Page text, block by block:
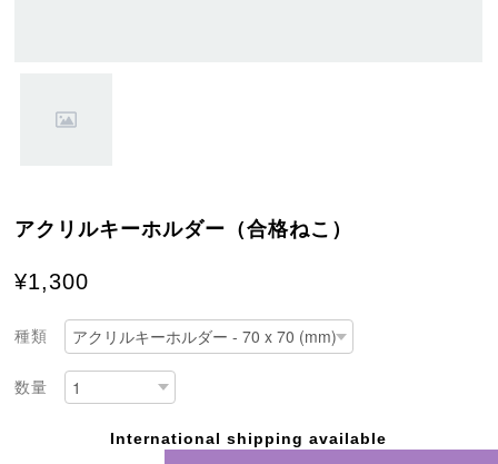
アクリルキーホルダー（合格ねこ）
¥1,300
種類
数量
International shipping available